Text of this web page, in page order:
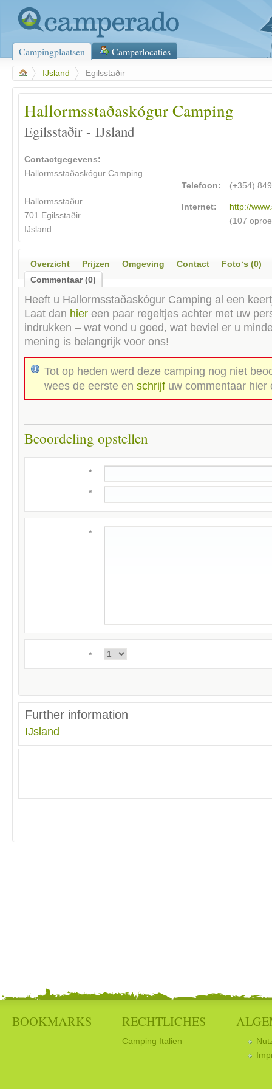
Campingplaatsen Camperlocaties
IJsland Egilsstaðir
Hallormsstaðaskógur Camping
Egilsstaðir - IJsland
Contactgegevens:
Hallormsstaðaskógur Camping
Hallormsstaður
701 Egilsstaðir
IJsland
Telefoon: (+354)
Internet:
http://
(107
Overzicht Prijzen Omgeving Contact
Foto‘s (0)
Commentaar (0)
Heeft u Hallormsstaðaskógur Camping al een
Laat dan hier een paar regeltjes achter met uw
indrukken – wat vond u goed, wat beviel er u
mening is belangrijk voor ons!
Tot op heden werd deze camping nog niet
wees de eerste en schrijf uw commentaar hier
Beoordeling opstellen
*
*
*
*
Further information
IJsland
BOOKMARKS RECHTLICHES
Camping Italien